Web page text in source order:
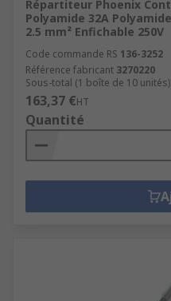
Répartiteur Phoenix
Polyamide 32A Polyamide
2.5 mm² Enfichable 250V
Code commande RS 136-3252
Référence fabricant 3270220
Sous-total (1 boîte de 10 unités)
163,37 €HT
Quantité